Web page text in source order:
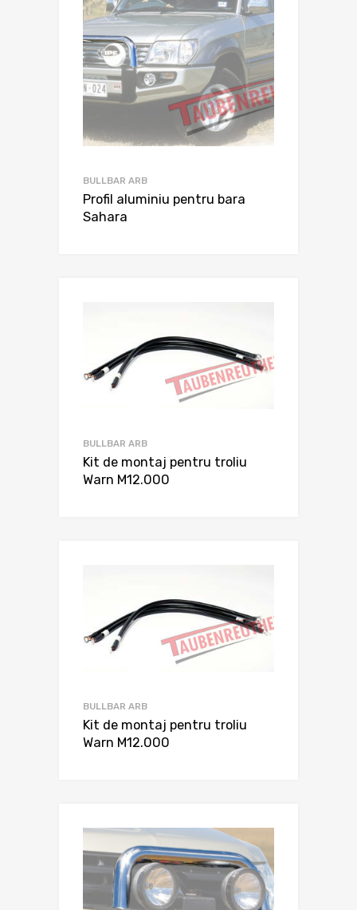
BULLBAR ARB
Profil aluminiu pentru bara
Sahara
BULLBAR ARB
Kit de montaj pentru troliu
Warn M12.000
BULLBAR ARB
Kit de montaj pentru troliu
Warn M12.000